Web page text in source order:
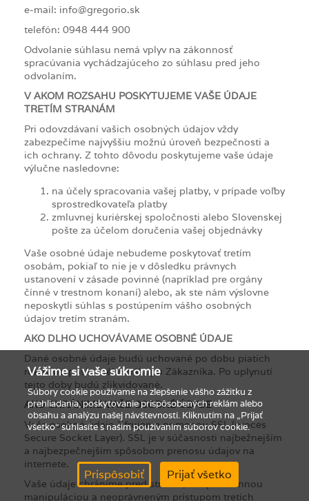
Vážime si vaše súkromie
Súbory cookie používame na zlepšenie vášho zážitku z
prehliadania, poskytovanie prispôsobených reklám alebo
obsahu a analýzu našej návštevnosti. Kliknutím na „Prijať
všetko“ súhlasíte s naším používaním súborov cookie.
Prispôsobiť Prijať všetko
e-mail: info@gregorio.sk
telefón: 0948 444 900
Odvolanie súhlasu nemá vplyv na zákonnosť
spracúvania vychádzajúceho zo súhlasu pred jeho
odvolaním.
V AKOM ROZSAHU POSKYTUJEME VAŠE ÚDAJE
TRETÍM STRANÁM
Pri odovzdávaní vašich osobných údajov vždy
zabezpečíme najvyššiu možnú úroveň bezpečnosti a
ich ochrany. Z tohto dôvodu poskytujeme vaše údaje
výlučne nasledovne:
na účely spracovania vašej platby, v prípade voľby
sprostredkovateľa platby
zmluvnej kuriérskej spoločnosti alebo Slovenskej
pošte za účelom doručenia vašej objednávky
Vaše osobné údaje nebudeme poskytovať tretím
osobám, pokiaľ to nie je v dôsledku právnych
ustanovení v zásade povinné (napríklad pre orgány
čínné v trestnom konaní) alebo, ak ste nám výslovne
neposkytli súhlas s postúpením vášho osobných
údajov tretím stranám.
AKO DLHO UCHOVÁVAME OSOBNÉ ÚDAJE
Dané osobné údaje budú uchované po dobu piatich
rokov od posledného nákupu Zákazníka. Po uplynutí
tejto doby budú zlikvidované.
AKO CHRÁNIME VAŠE OSOBNÉ ÚDAJE
Vaše osobné údaje šifrujeme pomocou SSL (proces
Secure Socket Layer). SSL je v súčasnosti najbežnejším
a najbezpečnejším spôsobom prenosu údajov na
internete.
Vaše údaje chránime pred stratou, neoprávnennou
manipuláciou a neoprávneným prístupom tretích